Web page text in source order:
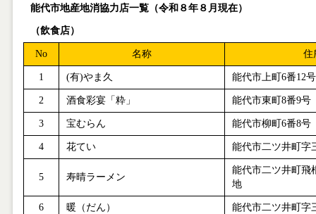
能代市地産地消協力店一覧（令和８年８月現在）
（飲食店）
No 名称 住
1 (有)やま久 能代市上町 6番12号
2 酒食彩宴「粋」 能代市東町 8番9号
3 宝むらん 能代市柳町 6番8号
4 花てい 能代市二ツ井町字
5 寿晴ラーメン
能代市二ツ井町飛
地
6 暖（だん） 能代市二ツ井町字